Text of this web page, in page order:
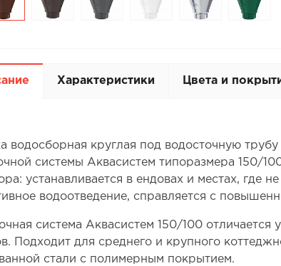
Характеристики Цвета и
водосборная круглая под водосточную
системы Аквасистем типоразмера 150/
устанавливается в ендовах и местах, где
водоотведение, справляется с
система Аквасистем 150/100
Подходит для среднего и крупного
стали с полимерным покрытием.